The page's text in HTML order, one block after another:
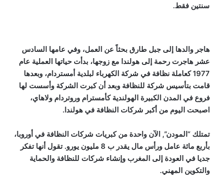
سنتين فقط.
هاجر والدها إلى جبل طارق بحثاً عن العمل، وفي عامها السادس
عشر هاجرت رحمة إلى هولندا مع زوجها، بدأت حياتها العملية عام
1977 كعاملة نظافة في شركة الكهرباء لبلدية أمستردام، وبعدها
قامت بتأسيس شركة للنظافة وبعد أن كبرت الشركة وأسست لها
فروع في المدن الكبيرة الهولندية كأمسترام وروتردام ولاهاي،
اصبحت اليوم من أكبر شركات النظافة في هولندا.
تمتلك “المودن”, الآن واحدة من كبريات شركات النظافة في أوروبا،
بأربع مائة عامل ورأس مال يقدر ب 8 مليون يورو. تقول أنها تفكر
جديا في العودة إلى المغرب وإنشاء شركات للنظافة والحماية
والتكوين المهني.